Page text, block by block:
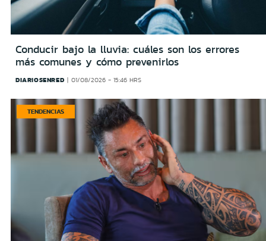
Conducir bajo la lluvia: cuáles son los errores
más comunes y cómo prevenirlos
DIARIOSENRED 01/08/2026 - 15:46 HRS
TENDENCIAS